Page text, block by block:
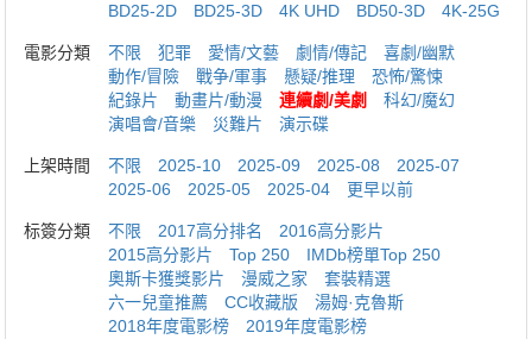
BD25-2D
BD25-3D 4K UHD BD50-3D 4K-25G
電影分類 不限 犯罪 愛情/文藝 劇情/傳記
喜劇/幽默
動作/冒險
戰争/軍事 懸疑/推理
恐怖/驚悚
紀錄片
動畫片/動漫 連續劇/美劇
科幻/魔幻
演唱會/音樂
災難片 演示碟
上架時間 不限 2025-10 2025-09 2025-08
2025-07
2025-06
2025-05 2025-04 更早以前
标簽分類 不限 2017高分排名
2016高分影片
2015高分影片
Top 250
IMDb榜單Top 250
奧斯卡獲獎影片
漫威之家
套裝精選
六一兒童推薦
CC收藏版
湯姆·克魯斯
2018年度電影榜
2019年度電影榜